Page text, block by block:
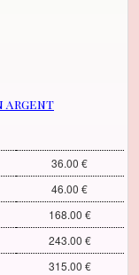
argent
36.00 €
46.00 €
168.00 €
243.00 €
315.00 €